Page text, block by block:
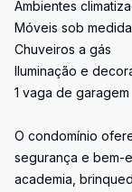
Ambientes
Móveis sob
Chuveiros a gás
Iluminação e
1 vaga de garagem
O condomínio
segurança e bem-
academia,